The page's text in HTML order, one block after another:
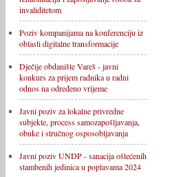
invaliditetom
Poziv kompanijama na konferenciju iz
oblasti digitalne transformacije
Dječije obdanište Vareš - javni
konkurs za prijem radnika u radni
odnos na određeno vrijeme
Javni poziv za lokalne privredne
subjekte, process samozapošljavanja,
obuke i stručnog osposobljavanja
Javni poziv UNDP - sanacija oštećenih
stambenih jedinica u poplavama 2024